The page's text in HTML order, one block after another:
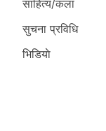
साहित्य/कला
सुचना प्रविधि
भिडियाे